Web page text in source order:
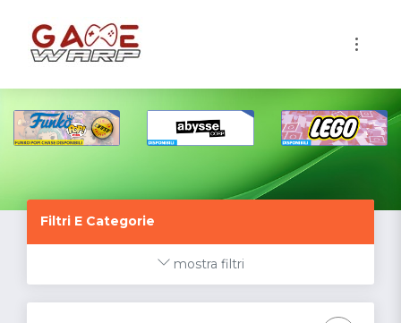
Filtri E Categorie
mostra filtri